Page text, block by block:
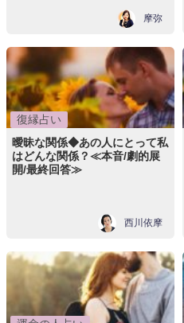
摩弥
復縁占い
曖昧な関係◆あの人にとって私
はどんな関係？≪本音/劇的展
開/最終回答≫
西川依摩